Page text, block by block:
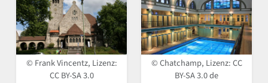
© Frank Vincentz, Lizenz:
CC BY-SA 3.0
© Chatchamp, Lizenz:CC
BY-SA 3.0 de